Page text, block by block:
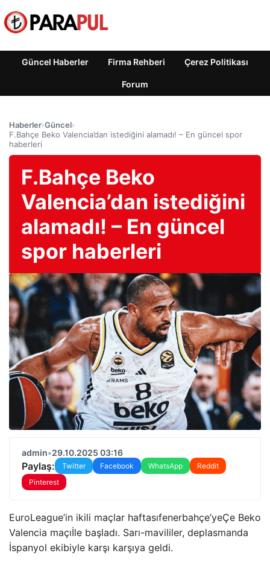
Güncel Haberler Firma Rehberi Çerez Politikası
Forum
Haberler›Güncel›
F.Bahçe Beko Valencia’dan istediğini alamadı! – En güncel spor
haberleri
F.Bahçe Beko
Valencia’dan istediğini
alamadı! – En güncel
spor haberleri
admin•29.10.2025 03:16
Paylaş: Twitter Facebook WhatsApp
Reddit
Pinterest
EuroLeague’in ikili maçlar haftasıfenerbahçe’yeÇe Beko
Valencia maçıİle başladı. Sarı-mavililer, deplasmanda
İspanyol ekibiyle karşı karşıya geldi.